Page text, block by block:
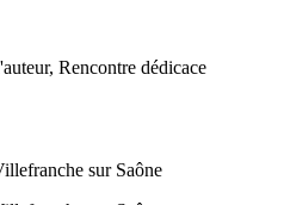
, Rencontre dédicace